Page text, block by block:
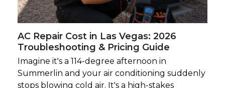
AC Repair Cost in Las Vegas: 2026
Troubleshooting & Pricing Guide
Imagine it's a 114-degree afternoon in
Summerlin and your air conditioning suddenly
stops blowing cold air. It's a high-stakes